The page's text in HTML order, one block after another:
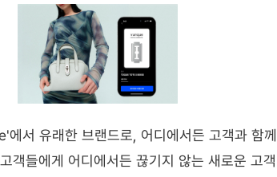
서 유래한 브랜드로, 어디에서든 고객과 함
객들에게 어디에서든 끊기지 않는 새로운 고